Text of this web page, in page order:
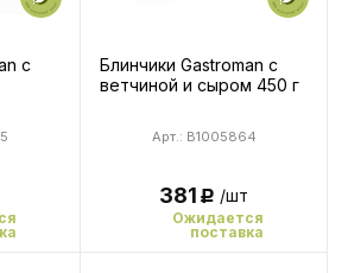
с
Блинчики Gastroman с
ветчиной и сыром 450 г
Арт.: B1005864
381Р /шт
Ожидается
поставка